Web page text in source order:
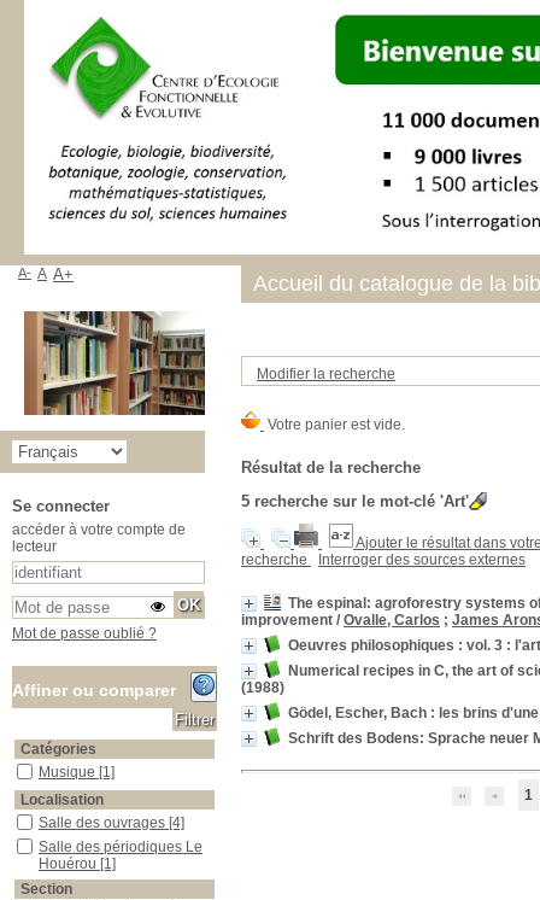
Modifier la recherche
Résultat de la recherche
5 recherche sur le mot-clé 'Art'
Ajouter le résultat dans
recherche
Interroger des sources externes
The espinal: agroforestry systems
improvement / Ovalle, Carlos ; James
Oeuvres philosophiques : vol. 3 :
Numerical recipes in C, the art of
(1988)
Gödel, Escher, Bach : les brins
Schrift des Bodens: Sprache neuer
1
Accueil du catalogue de la
A- A A+
Se connecter
accéder à votre compte de
lecteur
Mot de passe oublié ?
Affiner ou comparer
Catégories
Musique
Musique [1]
Localisation
Salle des ouvrages
Salle des ouvrages [4]
Salle des périodiques Le Houérou
Salle des périodiques Le
Houérou [1]
Section